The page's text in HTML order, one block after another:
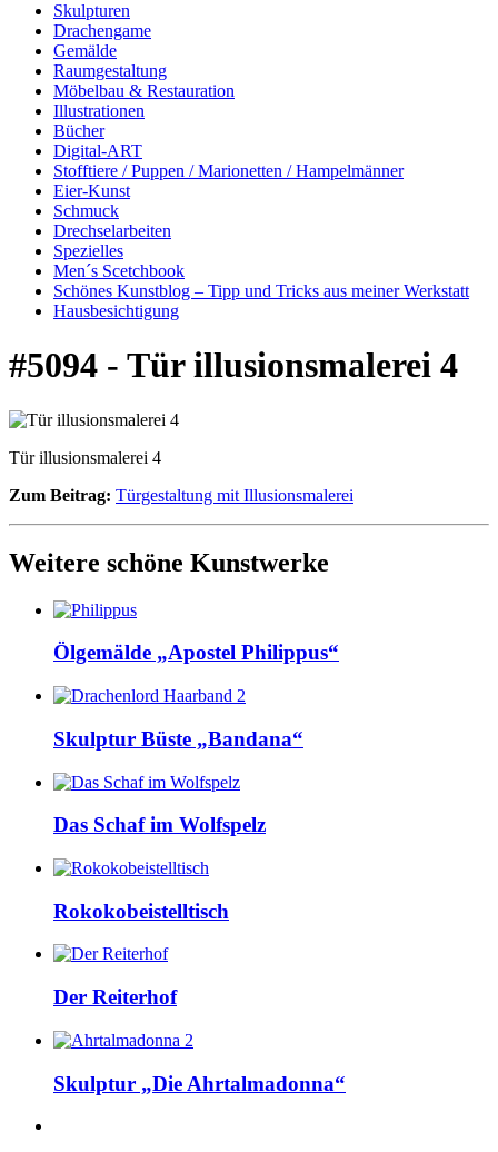
Skulpturen
Drachengame
Gemälde
Raumgestaltung
Möbelbau & Restauration
Illustrationen
Bücher
Digital-ART
Stofftiere / Puppen / Marionetten / Hampelmänner
Eier-Kunst
Schmuck
Drechselarbeiten
Spezielles
Men´s Scetchbook
Schönes Kunstblog – Tipp und Tricks aus meiner Werkstatt
Hausbesichtigung
#5094 - Tür illusionsmalerei 4
Tür illusionsmalerei 4
Zum Beitrag: Türgestaltung mit Illusionsmalerei
Weitere schöne Kunstwerke
Ölgemälde „Apostel Philippus“
Skulptur Büste „Bandana“
Das Schaf im Wolfspelz
Rokokobeistelltisch
Der Reiterhof
Skulptur „Die Ahrtalmadonna“